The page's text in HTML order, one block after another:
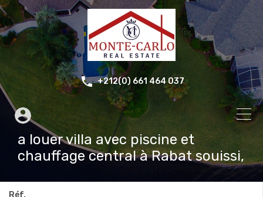
+212(0) 661 464 037
a louer villa avec piscine et
chauffage central à Rabat souissi,
Réf.